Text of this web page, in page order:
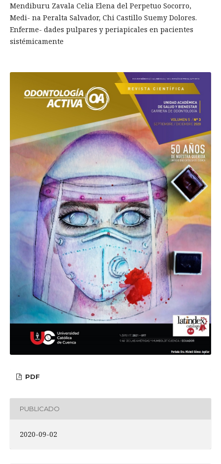
Mendiburu Zavala Celia Elena del Perpetuo Socorro,
Medi- na Peralta Salvador, Chi Castillo Suemy Dolores.
Enferme- dades pulpares y periapicales en pacientes
sistémicamente
PDF
PUBLICADO
2020-09-02